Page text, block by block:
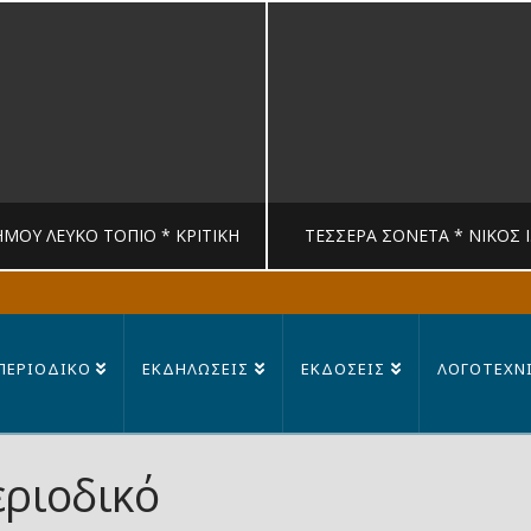
ΛΕΥΚΟ ΤΟΠΙΟ * ΚΡΙΤΙΚΉ
MANDRAGORAS
ΤΈΣΣΕΡΑ ΣΟΝΈΤΑ * ΝΊΚΟΣ
ΕΚΔΗΛΩΣΕΙΣ ΕΚΔΟΣΕΙΣ